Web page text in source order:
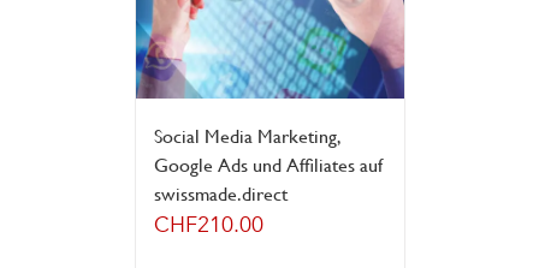
Social Media Marketing,
Google Ads und Affiliates auf
swissmade.direct
CHF210.00